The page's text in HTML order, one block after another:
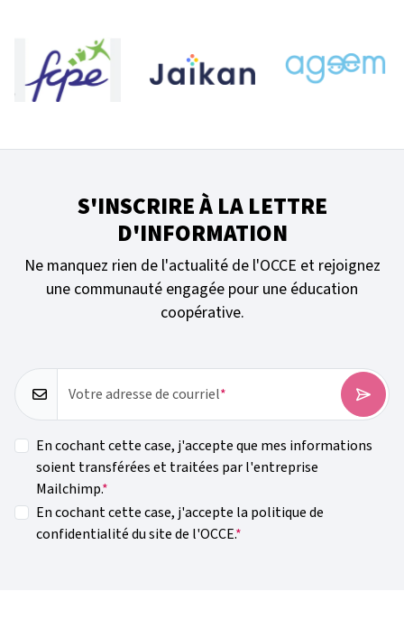
S'INSCRIRE À LA LETTRE
D'INFORMATION
Ne manquez rien de l'actualité de l'OCCE et rejoignez
une communauté engagée pour une éducation
coopérative.
Votre adresse de courriel
En cochant cette case, j'accepte que mes informations
soient transférées et traitées par l'entreprise
Mailchimp.
En cochant cette case, j'accepte la politique de
confidentialité du site de l'OCCE.